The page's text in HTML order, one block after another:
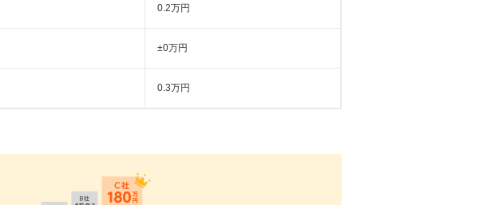
0.2万円
±0万円
0.3万円